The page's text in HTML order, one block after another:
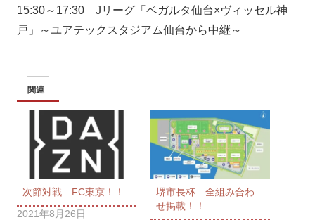
15:30～17:30 Jリーグ「ベガルタ仙台×ヴィッセル神
戸」～ユアテックスタジアム仙台から中継～
関連
次節対戦 FC東京！！
2021年8月26日
堺市長杯 全組み合わ
せ掲載！！